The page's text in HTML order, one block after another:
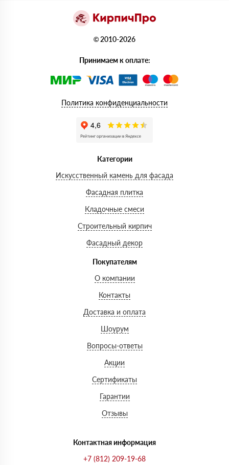
© 2010-2026
Принимаем к оплате:
Политика конфиденциальности
Категории
Искусственный камень для фасада
Фасадная плитка
Кладочные смеси
Строительный кирпич
Фасадный декор
Покупателям
О компании
Контакты
Доставка и оплата
Шоурум
Вопросы-ответы
Акции
Сертификаты
Гарантии
Отзывы
Контактная информация
+7 (812) 209-19-68